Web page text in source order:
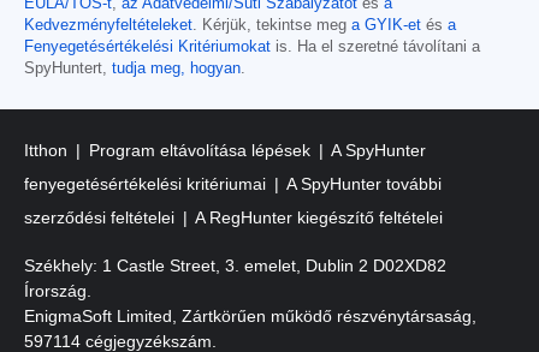
Kedvezményfeltételeket . Kérjük, tekintse meg a GYIK-et és a
Fenyegetésértékelési Kritériumokat is. Ha el szeretné távolítani a
SpyHuntert, tudja meg, hogyan
Itthon Program eltávolítása lépések
A SpyHunter
fenyegetésértékelési kritériumai
A SpyHunter további
szerződési feltételei
A RegHunter kiegészítő feltételei
Székhely: 1 Castle Street, 3. emelet, Dublin 2 D02XD82
Írország.
EnigmaSoft Limited, Zártkörűen működő részvénytársaság,
597114 cégjegyzékszám.